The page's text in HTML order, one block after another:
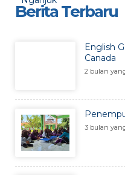
Berita Terbaru
English
Canada
2 bulan
3 bulan